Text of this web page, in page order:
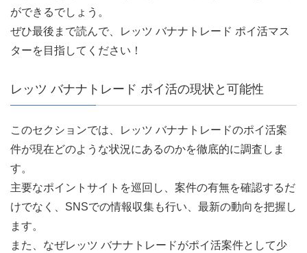
ができるでしょう。
ぜひ最後まで読んで、レッツ バナナトレード ポイ活マス
ターを目指してください！
レッツ バナナトレード ポイ活の現状と可能性
このセクションでは、レッツ バナナトレードのポイ活案
件が現在どのような状況にあるのかを徹底的に調査しま
す。
主要なポイントサイトを巡回し、案件の有無を確認するだ
けでなく、SNSでの情報収集も行い、最新の動向を把握し
ます。
また、なぜレッツ バナナトレードがポイ活案件として少